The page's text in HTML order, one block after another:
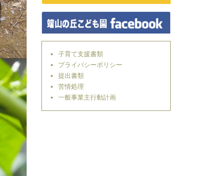
子育て支援書類
プライバシーポリシー
提出書類
苦情処理
一般事業主行動計画